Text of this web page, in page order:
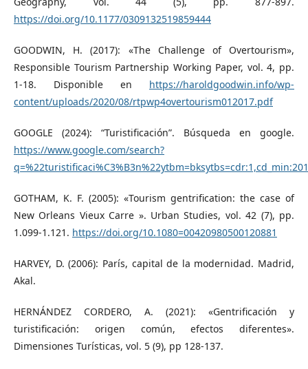
https://doi.org/10.1177/0309132519859444
GOODWIN, H. (2017): «The Challenge of Overtourism»,
Responsible Tourism Partnership Working Paper, vol. 4, pp.
1-18. Disponible en https://haroldgoodwin.info/wp-
content/uploads/2020/08/rtpwp4overtourism012017.pdf
GOOGLE (2024): “Turistificación”. Búsqueda en google.
https://www.google.com/search?
GOTHAM, K. F. (2005): «Tourism gentrification: the case of
New Orleans Vieux Carre ». Urban Studies, vol. 42 (7), pp.
1.099-1.121. https://doi.org/10.1080=00420980500120881
HARVEY, D. (2006): París, capital de la modernidad. Madrid,
Akal.
HERNÁNDEZ CORDERO, A. (2021): «Gentrificación y
turistificación: origen común, efectos diferentes».
Dimensiones Turísticas, vol. 5 (9), pp 128-137.